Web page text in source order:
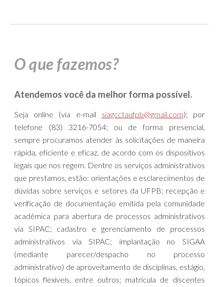
O que fazemos?
Atendemos você da melhor forma possível.
Seja online (via e-mail siagcctaufpb@gmail.com); por
telefone (83) 3216-7054; ou de forma presencial,
sempre procuramos atender às solicitações de maneira
rápida, eficiente e eficaz, de acordo com os dispositivos
legais que nos regem. Dentre os serviços administrativos
que prestamos, estão: orientações e esclarecimentos de
dúvidas sobre serviços e setores da UFPB; recepção e
verificação de documentação emitida pela comunidade
acadêmica para abertura de processos administrativos
via SIPAC; cadastro e gerenciamento de processos
administrativos via SIPAC; implantação no SIGAA
(mediante parecer/despacho no processo
administrativo) de aproveitamento de disciplinas, estágio,
tópicos flexíveis, entre outros; matrícula de discentes